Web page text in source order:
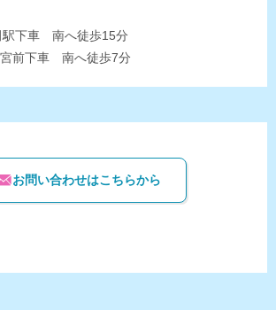
駅下車 南へ徒歩15分
前下車 南へ徒歩7分
お問い合わせはこちらから